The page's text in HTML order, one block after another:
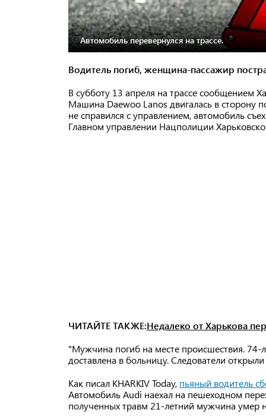
Автомобиль перевернулся на трассе.
Водитель погиб, женщина-пассажир
В субботу 13 апреля на трассе сообщением
Машина Daewoo Lanos двигалась в сторону
не справился с управлением, автомобиль
Главном управлении Нацполиции
ЧИТАЙТЕ ТАКЖЕ:Недалеко от Харькова
"Мужчина погиб на месте происшествия. 74-
доставлена в больницу. Следователи
Как писал KHARKIV Today, пьяный водитель
Автомобиль Audi наехал на пешеходном
полученных травм 21-летний мужчина умер